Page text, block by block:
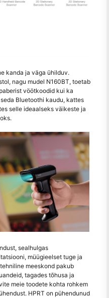
kanda ja väga ühilduv.
nagu mudel N160BT, toetab
vöötkoodid kui ka
Bluetoothi kaudu, kattes
selle ideaalseks väikeste ja
sealhulgas
müügieelset tuge ja
meeskond pakub
tagades tõhusa ja
meie toodete kohta rohkem
HPRT on pühendunud